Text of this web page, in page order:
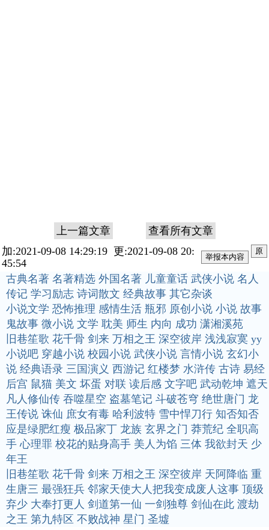
上一篇文章
查看所有文章
加:2021-09-08 14:29:19 更:2021-09-08 20:
45:54
原
古典名著 名著精选 外国名著 儿童童话 武侠小说 名人
传记 学习励志 诗词散文 经典故事 其它杂谈
小说文学 恐怖推理 感情生活 瓶邪 原创小说 小说 故事
鬼故事 微小说 文学 耽美 师生 内向 成功 潇湘溪苑
旧巷笙歌 花千骨 剑来 万相之王 深空彼岸 浅浅寂寞 yy
小说吧 穿越小说 校园小说 武侠小说 言情小说 玄幻小
说 经典语录 三国演义 西游记 红楼梦 水浒传 古诗 易经
后宫 鼠猫 美文 坏蛋 对联 读后感 文字吧 武动乾坤 遮天
凡人修仙传 吞噬星空 盗墓笔记 斗破苍穹 绝世唐门 龙
王传说 诛仙 庶女有毒 哈利波特 雪中悍刀行 知否知否
应是绿肥红瘦 极品家丁 龙族 玄界之门 莽荒纪 全职高
手 心理罪 校花的贴身高手 美人为馅 三体 我欲封天 少
年王
旧巷笙歌 花千骨 剑来 万相之王 深空彼岸 天阿降临 重
生唐三 最强狂兵 邻家天使大人把我变成废人这事 顶级
弃少 大奉打更人 剑道第一仙 一剑独尊 剑仙在此 渡劫
之王 第九特区 不败战神 星门 圣墟